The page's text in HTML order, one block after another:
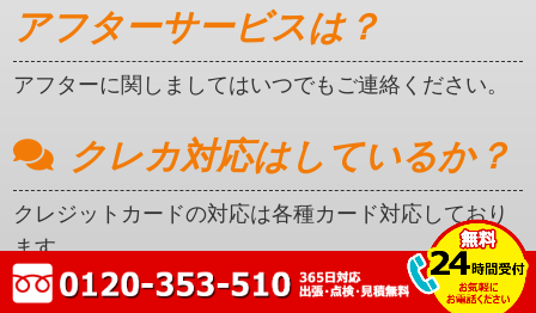
アフターサービスは？
アフターに関しましてはいつでもご連絡ください。
クレカ対応はしているか？
クレジットカードの対応は各種カード対応しており
ます。